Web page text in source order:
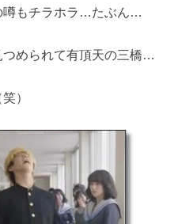
噂もチラホラ…たぶん…
められて有頂天の三橋…
）